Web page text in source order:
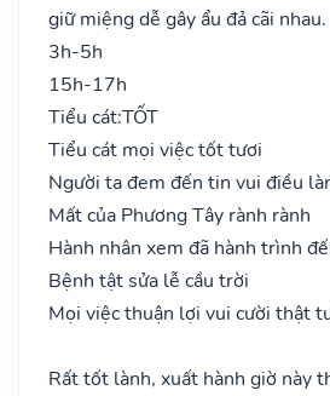
giữ miệng dễ gây ẩu đả cãi nhau.
3h-5h
15h-17h
Tiểu cát:TỐT
Tiểu cát mọi việc tốt tươi
Người ta đem đến tin vui điều
Mất của Phương Tây rành rành
Hành nhân xem đã hành trình
Bệnh tật sửa lễ cầu trời
Mọi việc thuận lợi vui cười thật
Rất tốt lành, xuất hành giờ này